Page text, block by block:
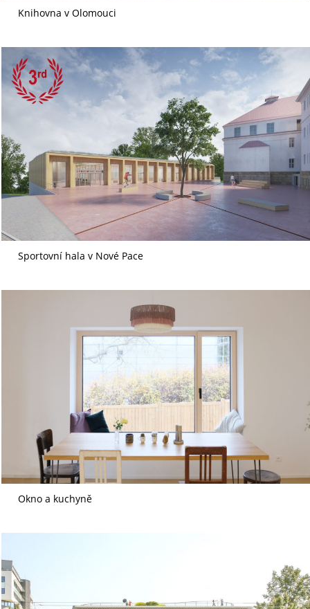
Knihovna v Olomouci
Sportovní hala v Nové Pace
Okno a kuchyně